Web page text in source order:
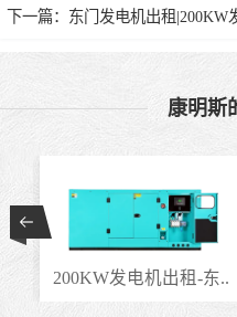
下一篇： 东门发电机出租|200KW
康明斯
200KW发电机出租-东..